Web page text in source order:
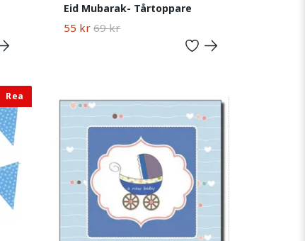
Eid Mubarak- Tårtoppare
55 kr 69 kr
Rea